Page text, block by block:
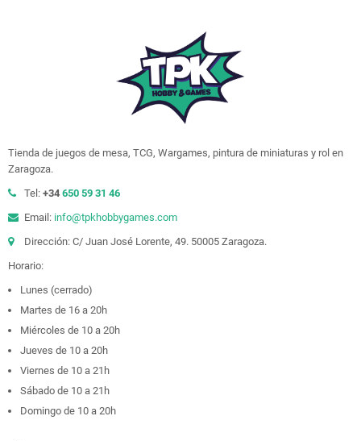
Tienda de juegos de mesa, TCG, Wargames, pintura de miniaturas y rol en
Zaragoza.
Tel: +34 650 59 31 46
Email: info@tpkhobbygames.com
Dirección: C/ Juan José Lorente, 49. 50005 Zaragoza.
Horario:
Lunes (cerrado)
Martes de 16 a 20h
Miércoles de 10 a 20h
Jueves de 10 a 20h
Viernes de 10 a 21h
Sábado de 10 a 21h
Domingo de 10 a 20h